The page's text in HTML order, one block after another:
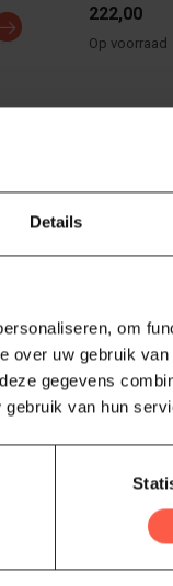
Details
om
over uw gebruik
gegevens
van hun
De...
222,00
Op voorraad